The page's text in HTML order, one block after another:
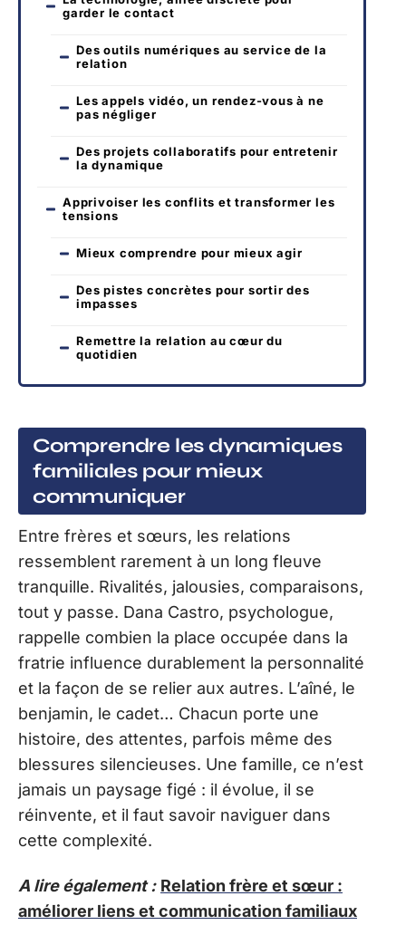
garder le contact
Des outils numériques au service de la
relation
Les appels vidéo, un rendez-vous à ne
pas négliger
Des projets collaboratifs pour entretenir
la dynamique
Apprivoiser les conflits et transformer les
tensions
Mieux comprendre pour mieux agir
Des pistes concrètes pour sortir des
impasses
Remettre la relation au cœur du
quotidien
Comprendre les dynamiques
familiales pour mieux
communiquer
Entre frères et sœurs, les relations
ressemblent rarement à un long fleuve
tranquille. Rivalités, jalousies, comparaisons,
tout y passe. Dana Castro, psychologue,
rappelle combien la place occupée dans la
fratrie influence durablement la personnalité
et la façon de se relier aux autres. L’aîné, le
benjamin, le cadet… Chacun porte une
histoire, des attentes, parfois même des
blessures silencieuses. Une famille, ce n’est
jamais un paysage figé : il évolue, il se
réinvente, et il faut savoir naviguer dans
cette complexité.
A lire également : Relation frère et sœur :
améliorer liens et communication familiaux